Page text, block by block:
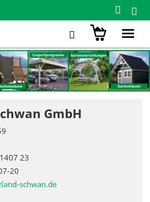
GmbH
GmbH
23
20
schwan.de